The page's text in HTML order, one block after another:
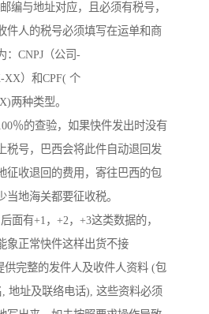
编与地址对应，且必须有税号，
件人的税号必须填写在运单和商
：CNPJ（公司-
）和CPF( 个
两种类型。
％的查验，如果快件发出时没有
税号，巴西会将此件自动退回发
征收退回的费用，寄往巴西的包
地海关都要征收税。
面有+1，+2，+3这类数据的，
象正常快件这样出货不接
供完整的发件人及收件人资料 (包
地址及联络电话), 这些资料必须